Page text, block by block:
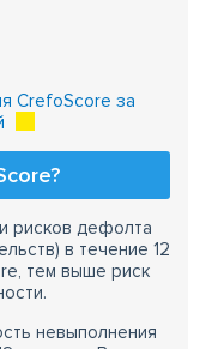
CrefoScore за
рисков дефолта
в течение 12
тем выше риск
невыполнения